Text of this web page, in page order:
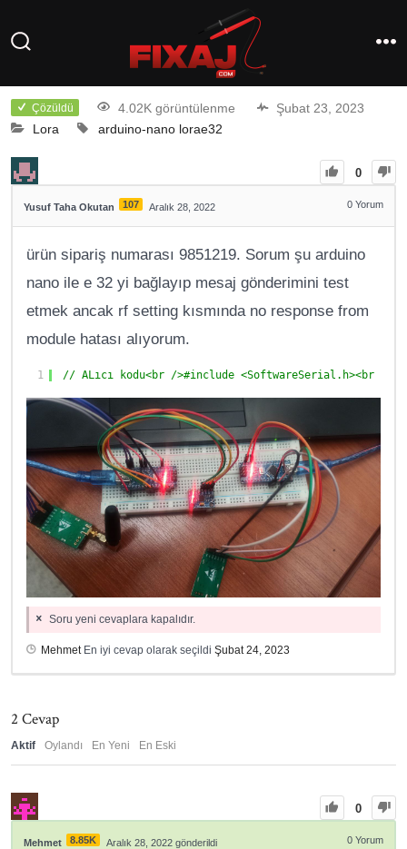
Çözüldü 4.02K görüntülenme
Şubat 23, 2023
Lora
arduino-nano lorae32
0
Yusuf Taha Okutan 107 Aralık 28, 2022 0 Yorum
ürün sipariş numarası 9851219. Sorum şu arduino
nano ile e 32 yi bağlayıp mesaj gönderimini test
etmek ancak rf setting kısmında no response from
module hatası alıyorum.
1 // ALıcı kodu<br />#include <SoftwareSerial.h><br /
Soru yeni cevaplara kapalıdır.
MehmetEn iyi cevap olarak seçildi Şubat 24, 2023
2 Cevap
Aktif Oylandı En Yeni En Eski
0
Mehmet 8.85K Aralık 28, 2022 gönderildi 0 Yorum